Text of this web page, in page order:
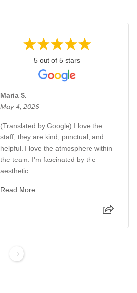
5 out of 5 stars
Maria S.
May 4, 2026
(Translated by Google) I love the
staff; they are kind, punctual, and
helpful. I love the atmosphere within
the team. I'm fascinated by the
aesthetic ...
Read More